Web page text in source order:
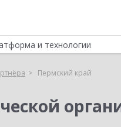
и технологии
Пермский край